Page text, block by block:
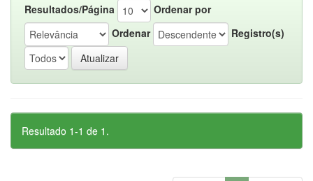
Resultados/Página
Ordenar por
Ordenar
Registro(s)
Resultado 1-1 de 1.